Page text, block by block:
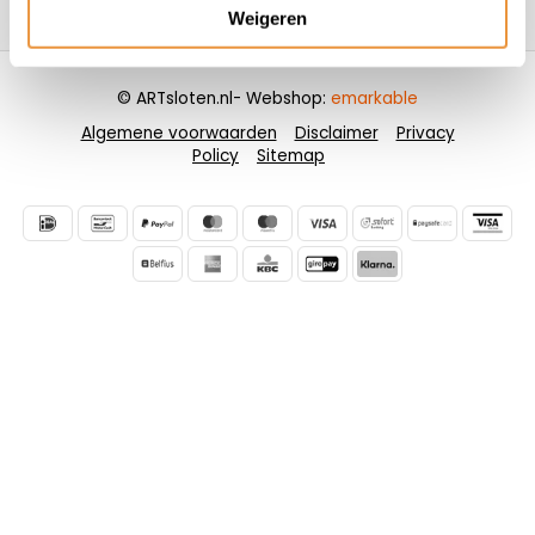
Weigeren
Contactgegevens
Algemene voorwaarden Disclaimer
Privacy
Policy
Sitemap
© ARTsloten.nl- Webshop: emarkable